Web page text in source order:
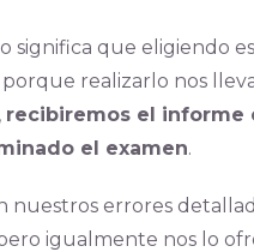
significa que eligiendo
realizarlo nos
recibiremos el informe
el examen.
nuestros errores
igualmente nos lo